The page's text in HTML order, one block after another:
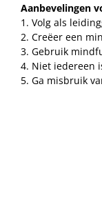
Aanbevelingen
1. Volg als
2. Creëer een
3. Gebruik
4. Niet iedereen
5. Ga misbruik